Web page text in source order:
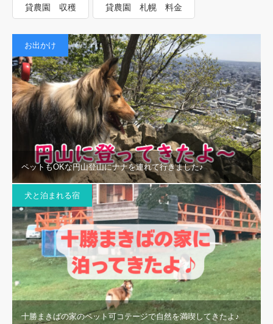
貸農園 収穫 貸農園 札幌 料金
お出かけ
ペットもOKな円山登山にナナを連れて行きました♪
犬と泊まれる宿
十勝まきばの家のペット可コテージで自然を満喫してきたよ♪